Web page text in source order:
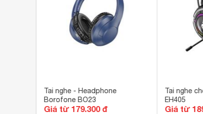
Tai nghe - Headphone
Borofone BO23
Giá từ 179.300 đ
Tai nghe
EH405
Giá từ